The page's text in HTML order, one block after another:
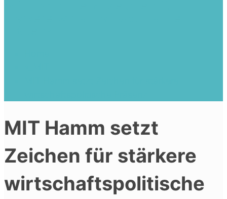
MIT Hamm setzt
Zeichen für stärkere
wirtschaftspolitische